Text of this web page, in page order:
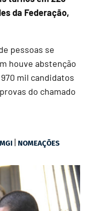
da Federação,
pessoas se
houve abstenção
mil candidatos
do chamado
MGI | NOMEAÇÕES